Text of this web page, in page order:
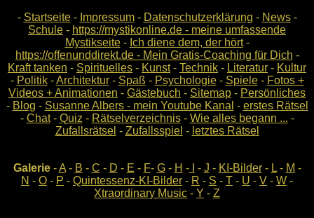
- Startseite- Impressum- Datenschutzerklärung - News-
Schule - https://mystikonline.de - meine umfassende
Mystikseite- Ich diene dem, der hört-
https://offenunddirekt.de - Mein Gratis-Coaching für Dich -
Kraft tanken - Spirituelles - Kunst- Technik - Literatur - Kultur
- Politik-Architektur- Spaß - Psychologie- Spiele- Fotos +
Videos + Animationen - Gästebuch - Sitemap - Persönliches
- Blog - Susanne Albers - mein Youtube Kanal - erstes Rätsel
- Chat- Quiz - Rätselverzeichnis- Wie alles begann ... -
Zufallsrätsel - Zufallsspiel - letztes Rätsel
Galerie-A- B - C - D - E - F- G- H -I - J - KI-Bilder- L- M -
N - O - P - Quintessenz-KI-Bilder - R - S - T - U - V - W -
Xtraordinary Music - Y - Z